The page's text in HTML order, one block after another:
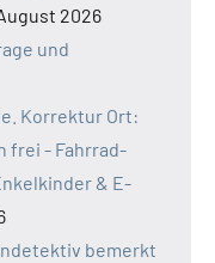
2026
und
Korrektur Ort:
frei - Fahrrad-
& E-
bemerkt